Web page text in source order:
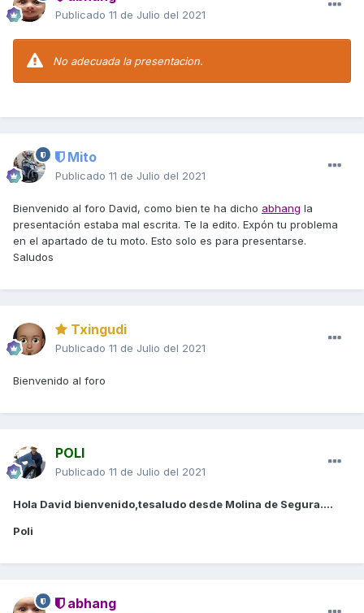
Publicado 11 de Julio del 2021
No adecuada la presentacion.
Mito
Publicado 11 de Julio del 2021
Bienvenido al foro David, como bien te ha dicho abhang la
presentación estaba mal escrita. Te la edito. Expón tu problema
en el apartado de tu moto. Esto solo es para presentarse.
Saludos
Txingudi
Publicado 11 de Julio del 2021
Bienvenido al foro
POLI
Publicado 11 de Julio del 2021
Hola David bienvenido,tesaludo desde Molina de Segura....
Poli
abhang